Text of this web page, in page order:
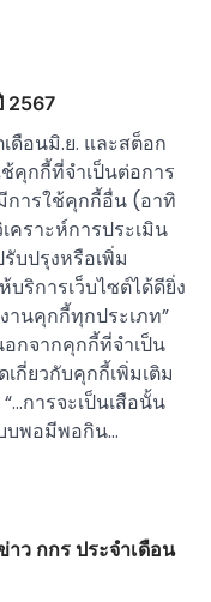
2567
ดือนมิ.ย. และสต็อก
คุกกี้ที่จำเป็นต่อการ
การใช้คุกกี้อื่น (อาทิ
คราะห์การประเมิน
บปรุงหรือเพิ่ม
ริการเว็บไซต์ได้ดียิ่ง
นคุกกี้ทุกประเภท”
กจากคุกกี้ที่จำเป็น
กี่ยวกับคุกกี้เพิ่มเติม
การจะเป็นเสือนั้น
บพอมีพอกิน…
ว กกร ประจำเดือน